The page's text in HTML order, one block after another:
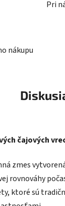
Pri
nákupu
čajových
zmes
rovnováhy
ktoré sú